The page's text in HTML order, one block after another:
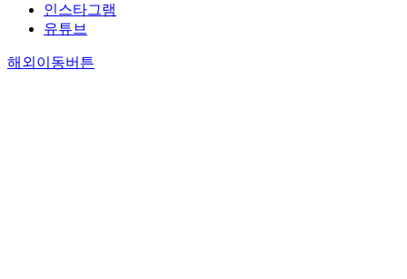
인스타그램
유튜브
해외이동버튼